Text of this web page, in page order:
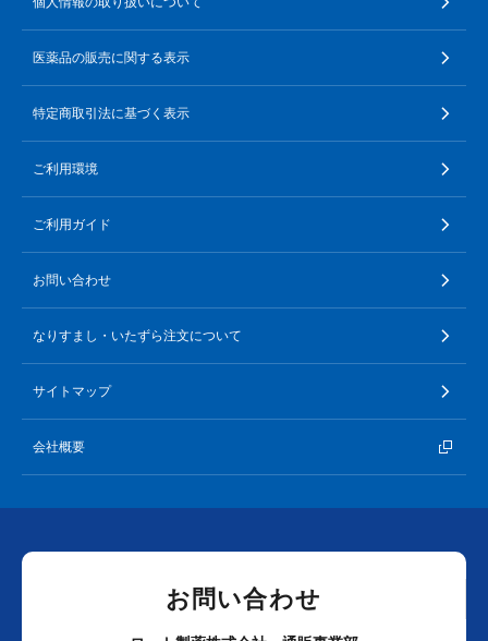
医薬品の販売に関する表示
特定商取引法に基づく表示
ご利用環境
ご利用ガイド
お問い合わせ
なりすまし・いたずら注文について
サイトマップ
会社概要
お問い合わせ